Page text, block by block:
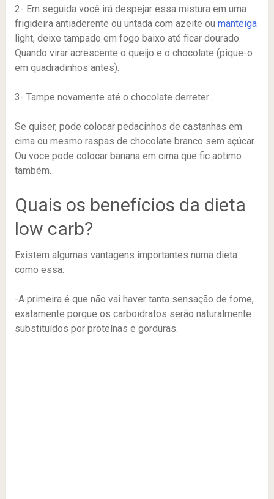
2- Em seguida você irá despejar essa mistura em uma
frigideira antiaderente ou untada com azeite ou manteiga
light, deixe tampado em fogo baixo até ficar dourado.
Quando virar acrescente o queijo e o chocolate (pique-o
em quadradinhos antes).
3- Tampe novamente até o chocolate derreter .
Se quiser, pode colocar pedacinhos de castanhas em
cima ou mesmo raspas de chocolate branco sem açúcar.
Ou voce pode colocar banana em cima que fic aotimo
também.
Quais os benefícios da dieta
low carb?
Existem algumas vantagens importantes numa dieta
como essa:
-A primeira é que não vai haver tanta sensação de fome,
exatamente porque os carboidratos serão naturalmente
substituídos por proteínas e gorduras.